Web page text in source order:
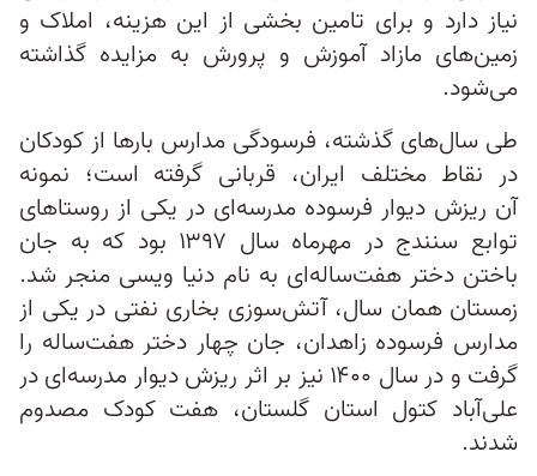
نیاز دارد و برای تامین بخشی از این هزینه، املاک و
زمین‌های مازاد آموزش‌ و پرورش به مزایده گذاشته
می‌شود.
طی سال‌های گذشته، فرسودگی مدارس بارها از کودکان
در نقاط مختلف ایران، قربانی گرفته است؛ نمونه‌
آن ریزش دیوار فرسوده مدرسه‌ای در یکی از روستاهای
توابع سنندج در مهرماه سال ۱۳۹۷ بود که به جان
باختن دختر هفت‌ساله‌ای به نام دنیا ویسی منجر شد.
زمستان همان سال، آتش‌سوزی بخاری نفتی در یکی از
مدارس فرسوده زاهدان، جان چهار دختر هفت‌ساله را
گرفت و در سال ۱۴۰۰ نیز بر اثر ریزش دیوار مدرسه‌ای در
علی‌آباد کتول استان گلستان، هفت کودک مصدوم
شدند.